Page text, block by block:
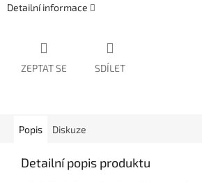
Detailní informace
ZEPTAT SE SDÍLET
Popis Diskuze
Detailní popis produktu